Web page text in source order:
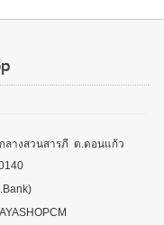
ลางสวนสารภี ต.ดอนแก้ว